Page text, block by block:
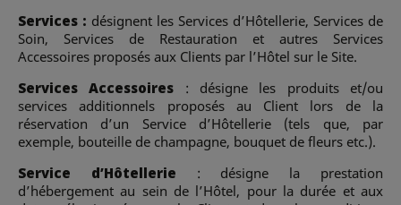
Services : désignent les Services d’Hôtellerie, Services de
Soin, Services de Restauration et autres Services
Accessoires proposés aux Clients par l’Hôtel sur le Site.
Services Accessoires : désigne les produits et/ou
services additionnels proposés au Client lors de la
réservation d’un Service d’Hôtellerie (tels que, par
exemple, bouteille de champagne, bouquet de fleurs etc.).
Service d’Hôtellerie : désigne la prestation
d’hébergement au sein de l’Hôtel, pour la durée et aux